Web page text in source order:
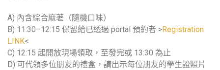
A) 內含綜合麻荖（隨機口味）
B) 11:30–12:15 保留給已透過 portal 預約者 >Registration
LINK<
C) 12:15 起開放現場領取，至發完或 13:30 為止
D) 可代領多位朋友的禮盒，請出示每位朋友的學生證照片